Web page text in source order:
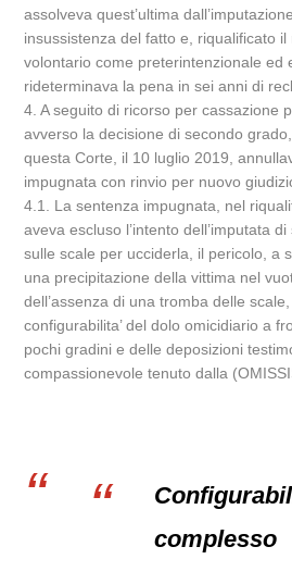
assolveva quest’ultima
insussistenza del fatto e, riqualificato il
volontario come preterintenzionale ed
rideterminava la pena in sei anni di
4. A seguito di ricorso per cassazione
avverso la decisione di secondo
questa Corte, il 10 luglio 2019,
impugnata con rinvio per nuovo
4.1. La sentenza impugnata, nel
aveva escluso l’intento dell’imputata
sulle scale per ucciderla, il pericolo, a
una precipitazione della vittima nel
dell’assenza di una tromba delle scale,
configurabilita’ del dolo omicidiario a
pochi gradini e delle deposizioni
compassionevole tenuto dalla
complesso